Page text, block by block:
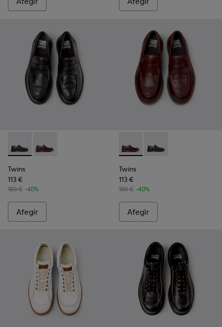
Twins - K101088-001 - Mocassins de pell negres Per a home.
Twins - K101088-002 - Mocassins nàutics de pell
Twins
113 €
189 € -40%
Afegir
Twins - K101088-002 -
Twins - K101088-
Twins
113 €
189 € -40%
Afegir